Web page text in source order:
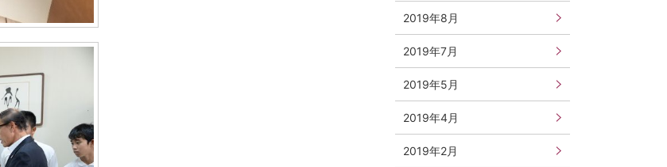
2019年8月
2019年7月
2019年5月
2019年4月
2019年2月